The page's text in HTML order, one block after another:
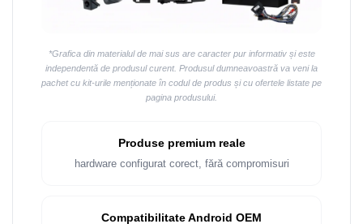
Rame adaptoare Opel
Rame adaptoare Suzuki
Rame adaptoare Audi
*Grafica din materialul de mai sus are caracter pur informativ și este
independentă de produsul curent. Produsul dumneavoastră va veni la
pachet cu kit-urile menționate în codul de produs și cu ofertele listate pe
pagina produsului.
Produse premium reale
hardware configurat corect, fără compromisuri
Compatibilitate Android OEM